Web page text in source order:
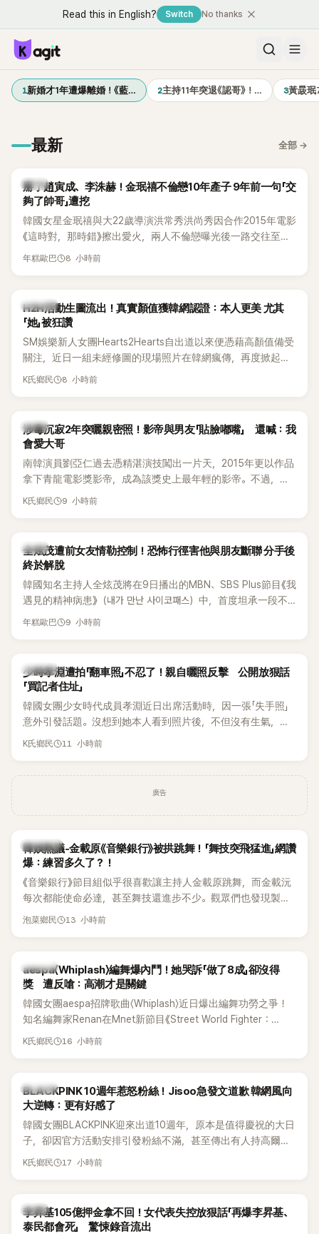
Read this in English? Switch No thanks
1新婚才1年遭爆離婚！《藍… 2主持11年突退《認哥》！… 3黃晸
最新 全部 →
韓星
掰了趙寅成、李洙赫！金珉禧不倫戀10年產子 9年前一句「交
夠了帥哥」遭挖
韓國女星金珉禧與大22歲導演洪常秀洪尚秀因合作2015年電影
《這時對，那時錯》擦出愛火，兩人不倫戀曝光後一路交往至
今，戀情已持續近10年，並於去年迎來兩人的兒子。金珉禧也
首度以演員身分復出。不過，新片尚未上映，她9年前電影中的
一句台詞卻突然被韓網翻出，意外再度掀起熱議。
年糕歐巴 8 小時前
K-POP
H2H活動生圖流出！真實顏值獲韓網認證：本人更美 尤其
「她」被狂讚
SM娛樂新人女團Hearts2Hearts自出道以來便憑藉高顏值備受
關注，近日一組未經修圖的現場照片在韓網瘋傳，再度掀起熱
烈討論，不少看過本人的網友更直呼：「真人比照片還漂亮！」
K氏鄉民 8 小時前
韓星
涉毒沉寂2年突曬親密照！影帝與男友「貼臉嘟嘴」 還喊：我
會愛大哥
南韓演員劉亞仁過去憑精湛演技闖出一片天，2015年更以作品
拿下青龍電影獎影帝，成為該獎史上最年輕的影帝。不過，他
2023年爆出涉毒風波後，演藝事業受到重創，後續又牽扯與男
K氏鄉民 9 小時前
韓星
全炫茂遭前女友情勒控制！恐怖行徑害他與朋友斷聯 分手後
終於解脫
韓國知名主持人全炫茂將在9日播出的MBN、SBS Plus節目《我
遇見的精神病患》（내가 만난 사이코패스）中，首度坦承一段不
堪回首的戀愛經歷，自爆曾遭前女友過度控制，不僅走到哪都
年糕歐巴 9 小時前
K-POP
少時孝淵遭拍「翻車照」不忍了！親自曬照反擊 公開放狠話
「買記者住址」
韓國女團少女時代成員孝淵近日出席活動時，因一張「失手照」
意外引發話題。沒想到她本人看到照片後，不但沒有生氣，反
而親自把照片放上IG限時動態開玩笑，甚至幽默喊話要「買記者
K氏鄉民 11 小時前
廣告
熱議討論
韓娛熱議-金載原《音樂銀行》被拱跳舞！「舞技突飛猛進」網讚
爆：練習多久了？！
《音樂銀行》節目組似乎很喜歡讓主持人金載原跳舞，而金載沅
每次都能使命必達，甚至舞技還進步不少。觀眾們也發現製作
單位對此樂此不疲。
泡菜鄉民 13 小時前
K-POP
aespa〈Whiplash〉編舞爆內鬥！她哭訴「做了8成」卻沒得
獎 遭反嗆：高潮才是關鍵
韓國女團aespa招牌歌曲〈Whiplash〉近日爆出編舞功勞之爭！
知名編舞家Renan在Mnet新節目《Street World Fighter：
Directors' War》預告中，公開談及自己在〈Whiplash〉編舞上的
K氏鄉民 16 小時前
K-POP
BLACKPINK 10週年惹怒粉絲！Jisoo急發文道歉 韓網風向
大逆轉：更有好感了
韓國女團BLACKPINK迎來出道10週年，原本是值得慶祝的大日
子，卻因官方活動安排引發粉絲不滿，甚至傳出有人持高爾夫
球桿到YG娛樂大樓鬧事。Jisoo今（8日）也親自發文向BLINK
K氏鄉民 17 小時前
韓星
李昇基105億押金拿不回！女代表失控放狠話「再爆李昇基、
泰民都會死」 驚悚錄音流出